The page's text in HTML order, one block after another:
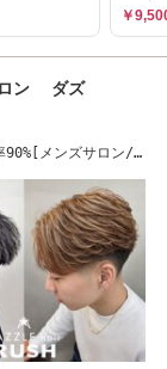
￥
ロン ダズ
メンズサロン/メ